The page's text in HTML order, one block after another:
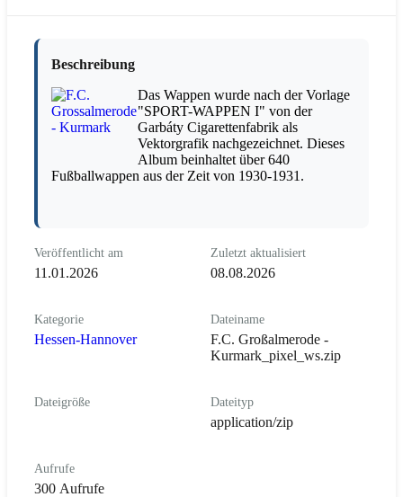
Beschreibung
Das Wappen wurde nach der Vorlage
"SPORT-WAPPEN I" von der
Garbáty Cigarettenfabrik als
Vektorgrafik nachgezeichnet. Dieses
Album beinhaltet über 640
Fußballwappen aus der Zeit von 1930-1931.
Veröffentlicht am
11.01.2026
Zuletzt aktualisiert
08.08.2026
Kategorie
Hessen-Hannover
Dateiname
F.C. Großalmerode -
Kurmark_pixel_ws.zip
Dateigröße Dateityp
application/zip
Aufrufe
300 Aufrufe